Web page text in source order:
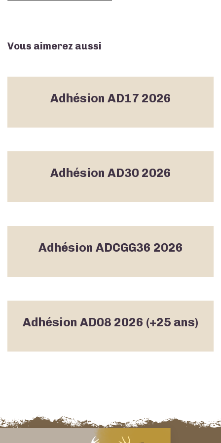
Vous aimerez aussi
Adhésion AD17 2026
Adhésion AD30 2026
Adhésion ADCGG36 2026
Adhésion AD08 2026 (+25 ans)